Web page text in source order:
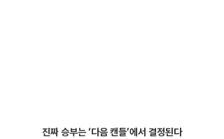
진짜 승부는 ‘다음 캔들’에서 결정된다